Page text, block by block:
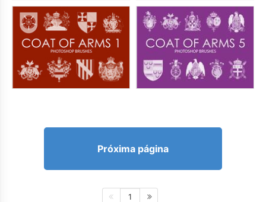
Próxima página
1